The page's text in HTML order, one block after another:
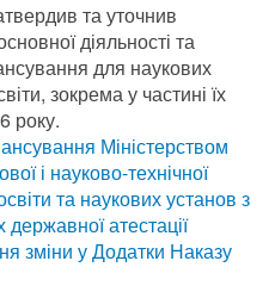
та уточнив
діяльності та
для наукових
зокрема у частині їх
року.
Міністерством
і науково-технічної
та наукових установ з
державної атестації
зміни у Додатки Наказу